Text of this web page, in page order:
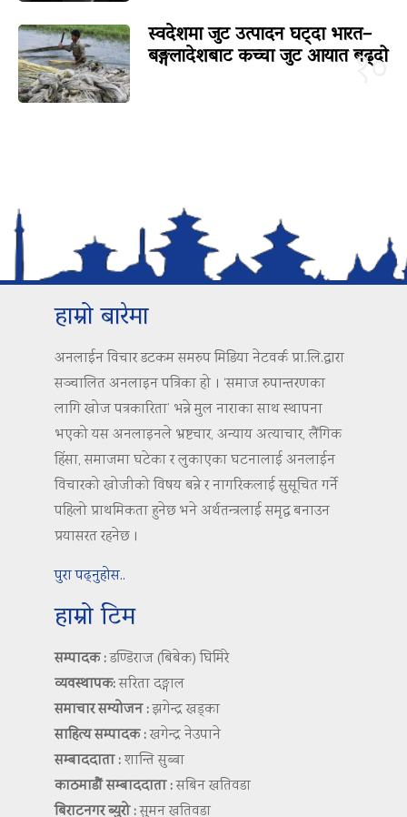
१०
स्वदेशमा जुट उत्पादन घट्दा भारत–
बङ्गलादेशबाट कच्चा जुट आयात बढ्दो
हाम्रो बारेमा
अनलाईन विचार डटकम समरुप मिडिया नेटवर्क प्रा.लि.द्वारा
सञ्चालित अनलाइन पत्रिका हो । ‘समाज रुपान्तरणका
लागि खोज पत्रकारिता’ भन्ने मुल नाराका साथ स्थापना
भएको यस अनलाइनले भ्रष्टचार, अन्याय अत्याचार, लैंगिक
हिंसा, समाजमा घटेका र लुकाएका घटनालाई अनलाईन
विचारको खोजीको विषय बन्ने र नागरिकलाई सुसूचित गर्ने
पहिलो प्राथमिकता हुनेछ भने अर्थतन्त्रलाई समृद्ध बनाउन
प्रयासरत रहनेछ ।
पुरा पढ्नुहोस..
हाम्रो टिम
सम्पादक :डण्डिराज (बिबेक) घिमिरे
व्यवस्थापक:सरिता दङ्गाल
समाचार सम्योजन :झगेन्द्र खड्का
साहित्य सम्पादक :खगेन्द्र नेउपाने
सम्बाददाता :शान्ति सुब्बा
काठमाडौं सम्बाददाता :सबिन खतिवडा
बिराटनगर ब्युरो :सुमन खतिवडा